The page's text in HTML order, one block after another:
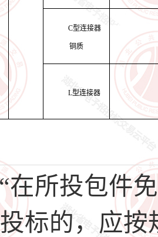
C型连接器
铜质
L型连接器
在所投包件
标的，应